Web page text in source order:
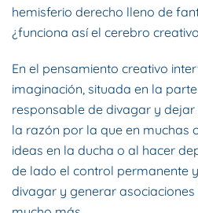
hemisferio derecho lleno de
¿funciona así el cerebro
En el pensamiento creativo
imaginación, situada en la
responsable de divagar y dejar
la razón por la que en muchas
ideas en la ducha o al hacer
de lado el control permanente
divagar y generar